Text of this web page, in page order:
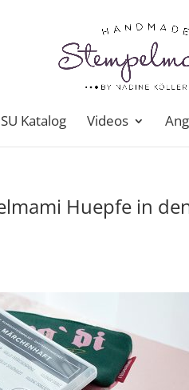
SU Katalog Videos
Huepfe in